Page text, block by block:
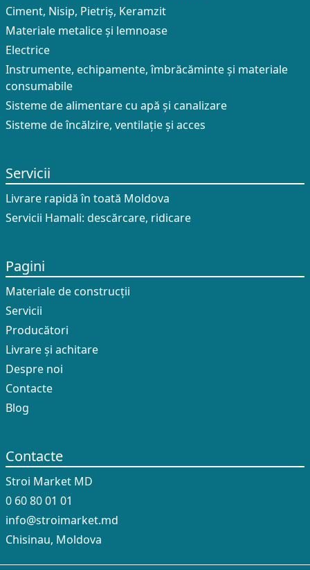
Ciment, Nisip, Pietriș, Keramzit
Materiale metalice și lemnoase
Electrice
Instrumente, echipamente, îmbrăcăminte și materiale
consumabile
Sisteme de alimentare cu apă și canalizare
Sisteme de încălzire, ventilație și acces
Servicii
Livrare rapidă în toată Moldova
Servicii Hamali: descărcare, ridicare
Pagini
Materiale de construcții
Servicii
Producători
Livrare și achitare
Despre noi
Contacte
Blog
Contacte
Stroi Market MD
0 60 80 01 01
info@stroimarket.md
Chisinau, Moldova